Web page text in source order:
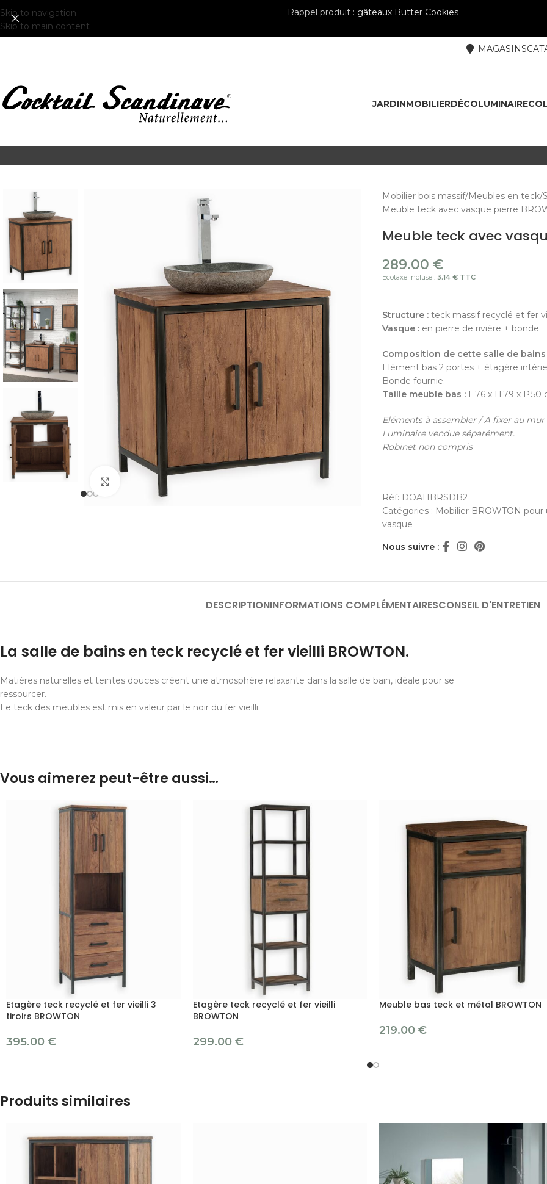
Skip to navigation
Skip to main content
Rappel produit : gâteaux Butter Cookies
MAGASINS
JARDINMOBILIERDÉCOLUMINAIRE
Cliquer pour agrandir
Mobilier bois massif Meubles en teck
Meuble teck avec vasque pierre
Meuble teck avec
289.00 €
Ecotaxe incluse :3.14 € TTC
Structure :teck massif recyclé et fer
Vasque :en pierre de rivière + bonde
Composition de cette salle de bains
Elément bas 2 portes + étagère
Bonde fournie.
Taille meuble bas :L 76 x H 79 x P 50
Eléments à assembler / A fixer au mur
Luminaire vendue séparément.
Robinet non compris
Réf: DOAHBRSDB2
Catégories : Mobilier BROWTON
vasque
Nous suivre :
DESCRIPTIONINFORMATIONS COMPLÉMENTAIRESCONSEIL D'ENTRETIEN
La salle de bains en teck recyclé et fer vieilli BROWTON.
Matières naturelles et teintes douces créent une atmosphère relaxante dans la salle de bain, idéale pour se
ressourcer.
Le teck des meubles est mis en valeur par le noir du fer vieilli.
Vous aimerez peut-être aussi…
Etagère teck recyclé et fer vieilli 3
tiroirs BROWTON
395.00 €
Etagère teck recyclé et fer vieilli
BROWTON
299.00 €
Meuble bas teck et métal BROWTON
219.00 €
Produits similaires